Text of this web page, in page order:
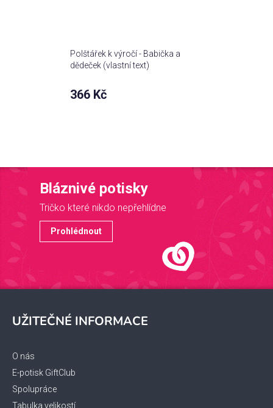
Polštářek k výročí - Babička a
dědeček (vlastní text)
366 Kč
Bláznivé potisky
Tričko které nikdo nepřehlídne
Prohlédnout
UŽITEČNÉ INFORMACE
O nás
E-potisk GiftClub
Spolupráce
Tabulka velikostí